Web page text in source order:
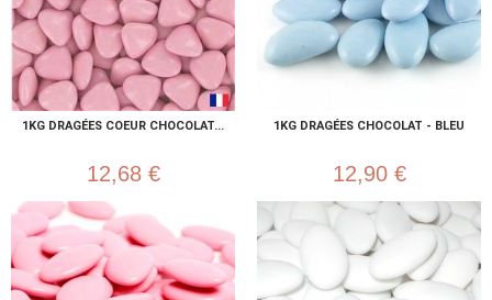
1KG DRAGÉES COEUR CHOCOLAT...
12,68 €
1KG DRAGÉES CHOCOLAT - BLEU
12,90 €